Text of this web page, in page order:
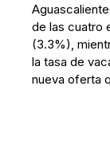
de las cuatro
(3.3%),
la tasa de
nueva oferta